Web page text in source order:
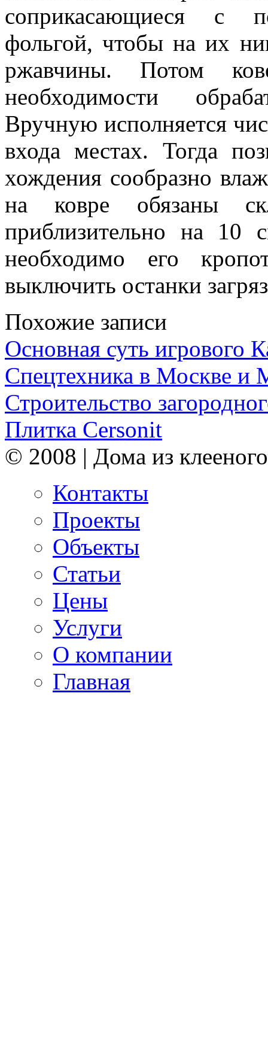
соприкасающиеся с
фольгой, чтобы на их
ржавчины. Потом
необходимости
Вручную исполняется
входа местах. Тогда
хождения сообразно
на ковре обязаны
приблизительно на 10
необходимо его
выключить останки
Похожие записи
Основная суть игрового
Спецтехника в Москве и
Строительство
Плитка Cersonit
© 2008 | Дома из
Контакты
Проекты
Объекты
Статьи
Цены
Услуги
О компании
Главная